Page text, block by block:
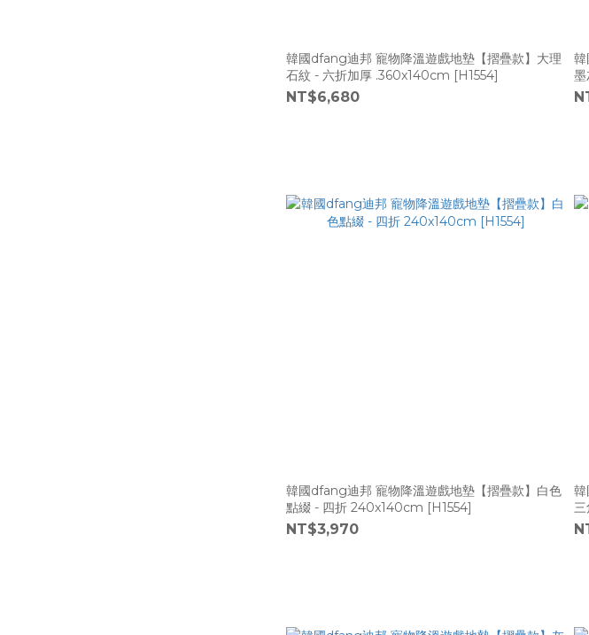
韓國dfang迪邦 寵物降溫遊戲地墊【摺疊款】大理
石紋 - 六折加厚 .360x140cm [H1554]
NT$6,680
韓國dfang迪邦 寵物降溫遊戲地墊【摺疊款】白色
點綴 - 四折 240x140cm [H1554]
NT$3,970